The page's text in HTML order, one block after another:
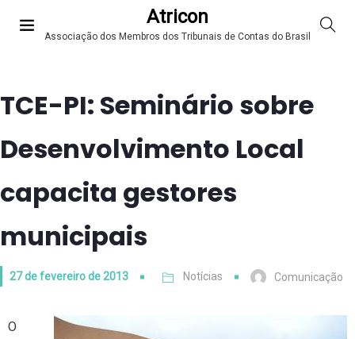
Atricon
Associação dos Membros dos Tribunais de Contas do Brasil
TCE-PI: Seminário sobre
Desenvolvimento Local
capacita gestores
municipais
27 de fevereiro de 2013 Notícias Comunicação
O